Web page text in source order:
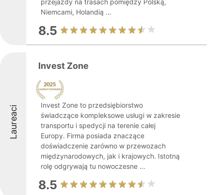
przejazdy na trasach pomiędzy Polską,
Niemcami, Holandią ...
8.5
Laureaci
Invest Zone
Invest Zone to przedsiębiorstwo
świadczące kompleksowe usługi w zakresie
transportu i spedycji na terenie całej
Europy. Firma posiada znaczące
doświadczenie zarówno w przewozach
międzynarodowych, jak i krajowych. Istotną
rolę odgrywają tu nowoczesne ...
8.5